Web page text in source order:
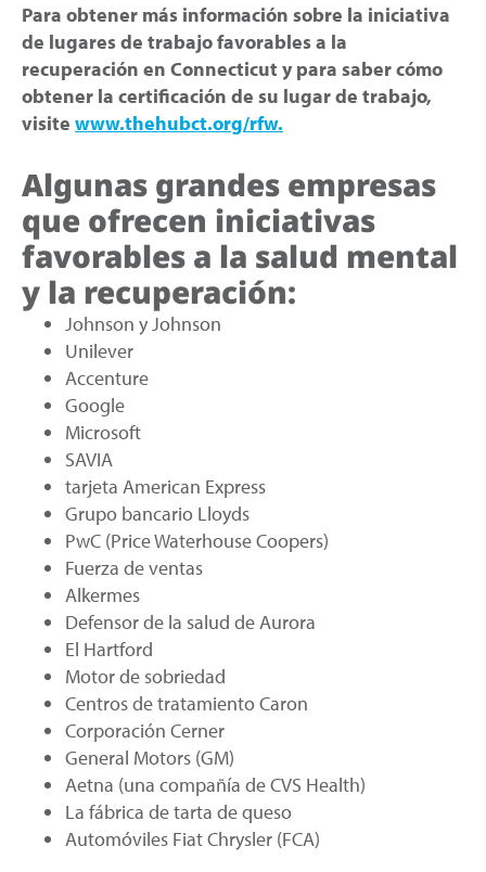
Para obtener más información sobre la iniciativa
de lugares de trabajo favorables a la
recuperación en Connecticut y para saber cómo
obtener la certificación de su lugar de trabajo,
visite www.thehubct.org/rfw.
Algunas grandes empresas
que ofrecen iniciativas
favorables a la salud mental
y la recuperación:
Johnson y Johnson
Unilever
Accenture
Google
Microsoft
SAVIA
tarjeta American Express
Grupo bancario Lloyds
PwC (Price Waterhouse Coopers)
Fuerza de ventas
Alkermes
Defensor de la salud de Aurora
El Hartford
Motor de sobriedad
Centros de tratamiento Caron
Corporación Cerner
General Motors (GM)
Aetna (una compañía de CVS Health)
La fábrica de tarta de queso
Automóviles Fiat Chrysler (FCA)